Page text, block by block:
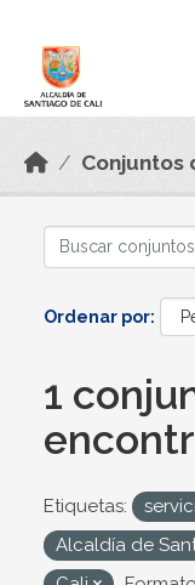
Conjuntos
Ordenar por
1
Etiquetas:
Alcaldía de